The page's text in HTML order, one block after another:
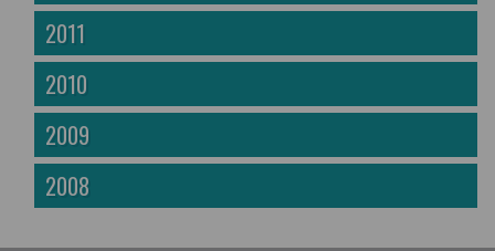
2011
2010
2009
2008